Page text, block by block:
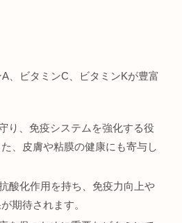
、ビタミンC、ビタミンKが豊富
り、免疫システムを強化する役
、皮膚や粘膜の健康にも寄与し
酸化作用を持ち、免疫力向上や
期待されます。